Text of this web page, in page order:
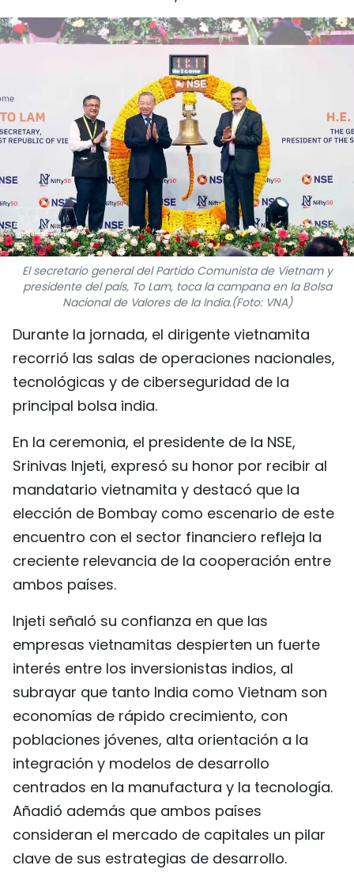
VIAJES
PUENTE DE AMISTAD
HISTORIAS MULTIMEDIA
FOTOGRAFÍA
¿QUIÉNES SOMOS?
TIẾNG VIỆT
ENGLISH
中文
FRANÇAIS
РУССКИЙ
El secretario general del Partido Comunista de Vietnam y
presidente del país, To Lam, toca la campana en la Bolsa
Nacional de Valores de la India.(Foto: VNA)
Durante la jornada, el dirigente vietnamita
recorrió las salas de operaciones nacionales,
tecnológicas y de ciberseguridad de la
principal bolsa india.
En la ceremonia, el presidente de la NSE,
Srinivas Injeti, expresó su honor por recibir al
mandatario vietnamita y destacó que la
elección de Bombay como escenario de este
encuentro con el sector financiero refleja la
creciente relevancia de la cooperación entre
ambos países.
Injeti señaló su confianza en que las
empresas vietnamitas despierten un fuerte
interés entre los inversionistas indios, al
subrayar que tanto India como Vietnam son
economías de rápido crecimiento, con
poblaciones jóvenes, alta orientación a la
integración y modelos de desarrollo
centrados en la manufactura y la tecnología.
Añadió además que ambos países
consideran el mercado de capitales un pilar
clave de sus estrategias de desarrollo.